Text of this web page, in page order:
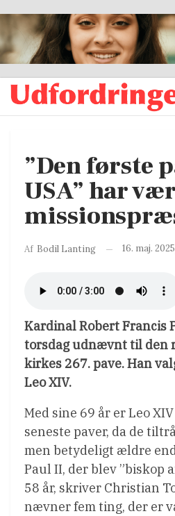
”Den første
USA” har
Af Bodil Lanting 16. maj.
Kardinal Robert Francis
torsdag udnævnt til den
kirkes 267. pave. Han
Leo XIV.
Med sine 69 år er Leo
seneste paver, da de
men betydeligt ældre
Paul II, der blev ”biskop
58 år, skriver Christian
nævner fem ting, der er